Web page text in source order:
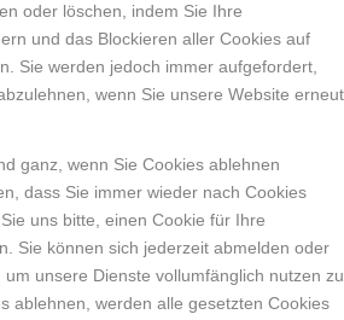
oder löschen, indem Sie Ihre
und das Blockieren aller Cookies auf
Sie werden jedoch immer aufgefordert,
wenn Sie unsere Website erneut
ganz, wenn Sie Cookies ablehnen
dass Sie immer wieder nach Cookies
uns bitte, einen Cookie für Ihre
Sie können sich jederzeit abmelden oder
unsere Dienste vollumfänglich nutzen zu
ablehnen, werden alle gesetzten Cookies